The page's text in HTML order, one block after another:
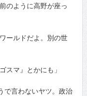
のように高野が座っ
ールドだよ。別の世
スマ』とかにも」
で言わないヤツ。政治